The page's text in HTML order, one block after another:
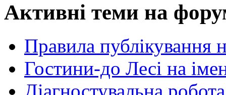
Активні теми на
Правила публікування
Гостини-до Лесі на